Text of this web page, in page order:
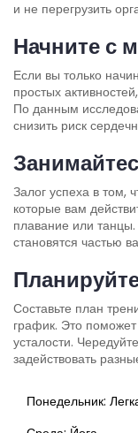
и не перегрузить
Начните с
Если вы только
простых
По данным
снизить риск
Залог успеха в том,
которые вам
плавание или танцы.
становятся частью
Составьте план
график. Это
усталости.
задействовать
Понедельник: